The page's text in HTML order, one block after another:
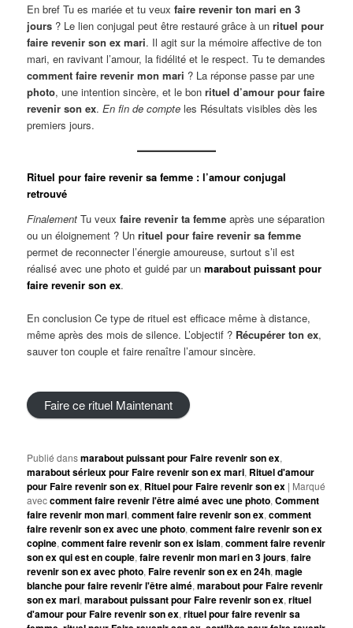
En bref Tu es mariée et tu veuxfaire revenir ton mari en 3
jours ? Le lien conjugal peut être restauré grâce à unrituel pour
faire revenir son ex mari. Il agit sur la mémoire affective de ton
mari, en ravivant l’amour, la fidélité et le respect. Tu te demandes
comment faire revenir mon mari ? La réponse passe par une
photo, une intention sincère, et le bonrituel d’amour pour faire
revenir son ex.En fin de compte les Résultats visibles dès les
premiers jours.
Rituel pour faire revenir sa femme : l’amour conjugal
retrouvé
Finalement Tu veuxfaire revenir ta femme après une séparation
ou un éloignement ? Unrituel pour faire revenir sa femme
permet de reconnecter l’énergie amoureuse, surtout s’il est
réalisé avec une photo et guidé par unmarabout puissant pour
faire revenir son ex.
En conclusion Ce type de rituel est efficace même à distance,
même après des mois de silence. L’objectif ? Récupérer ton ex,
sauver ton couple et faire renaître l’amour sincère.
Faire ce rituel Maintenant
Publié dansmarabout puissant pour Faire revenir son ex,
marabout sérieux pour Faire revenir son ex mari, Rituel d'amour
pour Faire revenir son ex, Rituel pour Faire revenir son ex | Marqué
aveccomment faire revenir l'être aimé avec une photo,Comment
faire revenir mon mari,comment faire revenir son ex,comment
faire revenir son ex avec une photo,comment faire revenir son ex
copine,comment faire revenir son ex islam,comment faire revenir
son ex qui est en couple,faire revenir mon mari en 3 jours,faire
revenir son ex avec photo,Faire revenir son ex en 24h,magie
blanche pour faire revenir l'être aimé,marabout pour Faire revenir
son ex mari,marabout puissant pour Faire revenir son ex,rituel
d'amour pour Faire revenir son ex,rituel pour faire revenir sa